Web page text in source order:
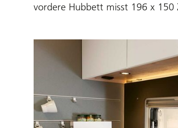
vordere Hubbett misst 196 x